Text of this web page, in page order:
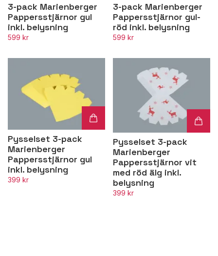
3-pack Marienberger
Pappersstjärnor gul
inkl. belysning
599 kr
3-pack Marienberger
Pappersstjärnor gul-
röd inkl. belysning
599 kr
Pysselset 3-pack
Marienberger
Pappersstjärnor gul
inkl. belysning
399 kr
Pysselset 3-pack
Marienberger
Pappersstjärnor vit
med röd älg inkl.
belysning
399 kr